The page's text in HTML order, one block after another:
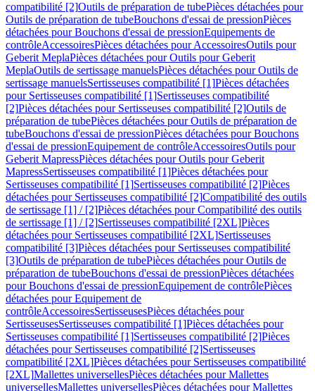
compatibilité [2]Outils de préparation de tubePièces détachées pour
Outils de préparation de tubeBouchons d'essai de pressionPièces
détachées pour Bouchons d'essai de pressionEquipements de
contrôleAccessoiresPièces détachées pour AccessoiresOutils pour
Geberit MeplaPièces détachées pour Outils pour Geberit
MeplaOutils de sertissage manuelsPièces détachées pour Outils de
sertissage manuelsSertisseuses compatibilité [1]Pièces détachées
pour Sertisseuses compatibilité [1]Sertisseuses compatibilité
[2]Pièces détachées pour Sertisseuses compatibilité [2]Outils de
préparation de tubePièces détachées pour Outils de préparation de
tubeBouchons d'essai de pressionPièces détachées pour Bouchons
d'essai de pressionEquipement de contrôleAccessoiresOutils pour
Geberit MapressPièces détachées pour Outils pour Geberit
MapressSertisseuses compatibilité [1]Pièces détachées pour
Sertisseuses compatibilité [1]Sertisseuses compatibilité [2]Pièces
détachées pour Sertisseuses compatibilité [2]Compatibilité des outils
de sertissage [1] / [2]Pièces détachées pour Compatibilité des outils
de sertissage [1] / [2]Sertisseuses compatibilité [2XL]Pièces
détachées pour Sertisseuses compatibilité [2XL]Sertisseuses
compatibilité [3]Pièces détachées pour Sertisseuses compatibilité
[3]Outils de préparation de tubePièces détachées pour Outils de
préparation de tubeBouchons d'essai de pressionPièces détachées
pour Bouchons d'essai de pressionEquipement de contrôlePièces
détachées pour Equipement de
contrôleAccessoiresSertisseusesPièces détachées pour
SertisseusesSertisseuses compatibilité [1]Pièces détachées pour
Sertisseuses compatibilité [1]Sertisseuses compatibilité [2]Pièces
détachées pour Sertisseuses compatibilité [2]Sertisseuses
compatibilité [2XL]Pièces détachées pour Sertisseuses compatibilité
[2XL]Mallettes universellesPièces détachées pour Mallettes
universellesMallettes universellesPièces détachées pour Mallettes